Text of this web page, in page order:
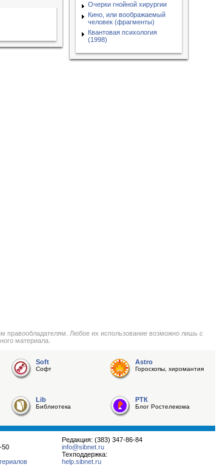
Очерки гнойной хирургии
Кино, или воображаемый
человек (фрагменты)
Квантовая психология
(1998)
правообладателям. Любое их использование возможно лишь с
материала.
Soft
Софт
Astro
Гороскопы, хиромантия
Lib
Библиотека
РТК
Блог Ростелекома
Редакция: (383) 347-86-84
info@sibnet.ru
Техподдержка:
help.sibnet.ru
50